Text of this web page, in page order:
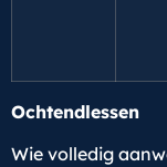
Ochtendlessen
Wie volledig